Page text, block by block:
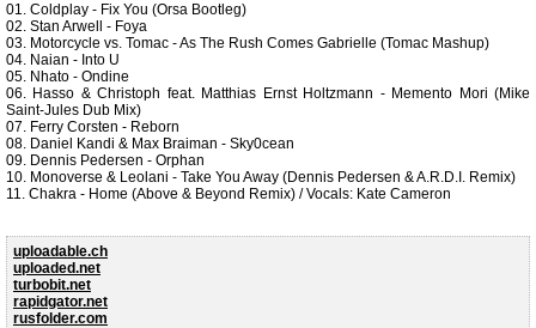
01. Coldplay - Fix You (Orsa Bootleg)
02. Stan Arwell - Foya
03. Motorcycle vs. Tomac - As The Rush Comes Gabrielle (Tomac Mashup)
04. Naian - Into U
05. Nhato - Ondine
06. Hasso & Christoph feat. Matthias Ernst Holtzmann - Memento Mori (Mike
Saint-Jules Dub Mix)
07. Ferry Corsten - Reborn
08. Daniel Kandi & Max Braiman - Sky0cean
09. Dennis Pedersen - Orphan
10. Monoverse & Leolani - Take You Away (Dennis Pedersen & A.R.D.I. Remix)
11. Chakra - Home (Above & Beyond Remix) / Vocals: Kate Cameron
uploadable.ch
uploaded.net
turbobit.net
rapidgator.net
rusfolder.com